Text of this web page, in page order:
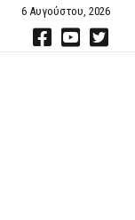
6 Αυγούστου, 2026